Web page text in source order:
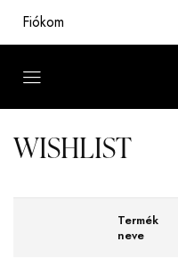
Fiókom
WISHLIST
Termék
neve